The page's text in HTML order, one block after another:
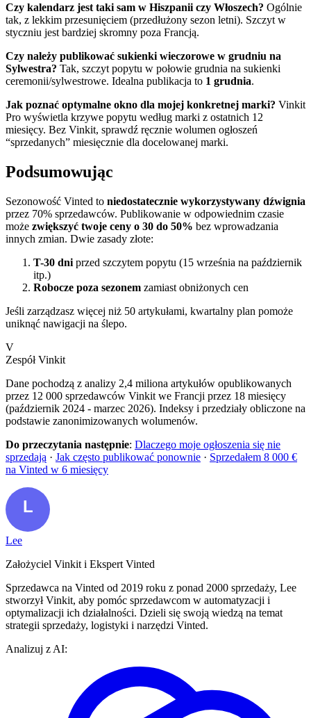
Czy kalendarz jest taki sam w Hiszpanii czy Włoszech? Ogólnie
tak, z lekkim przesunięciem (przedłużony sezon letni). Szczyt w
styczniu jest bardziej skromny poza Francją.
Czy należy publikować sukienki wieczorowe w grudniu na
Sylwestra? Tak, szczyt popytu w połowie grudnia na sukienki
ceremonii/sylwestrowe. Idealna publikacja to 1 grudnia.
Jak poznać optymalne okno dla mojej konkretnej marki? Vinkit
Pro wyświetla krzywe popytu według marki z ostatnich 12
miesięcy. Bez Vinkit, sprawdź ręcznie wolumen ogłoszeń
“sprzedanych” miesięcznie dla docelowanej marki.
Podsumowując
Sezonowość Vinted to niedostatecznie wykorzystywany dźwignia
przez 70% sprzedawców. Publikowanie w odpowiednim czasie
może zwiększyć twoje ceny o 30 do 50% bez wprowadzania
innych zmian. Dwie zasady złote:
T-30 dni przed szczytem popytu (15 września na październik
itp.)
Robocze poza sezonem zamiast obniżonych cen
Jeśli zarządzasz więcej niż 50 artykułami, kwartalny plan pomoże
uniknąć nawigacji na ślepo.
V
Zespół Vinkit
Dane pochodzą z analizy 2,4 miliona artykułów opublikowanych
przez 12 000 sprzedawców Vinkit we Francji przez 18 miesięcy
(październik 2024 - marzec 2026). Indeksy i przedziały obliczone na
podstawie zanonimizowanych wolumenów.
Do przeczytania następnie: Dlaczego moje ogłoszenia się nie
sprzedają · Jak często publikować ponownie · Sprzedałem 8 000 €
na Vinted w 6 miesięcy
Lee
Założyciel Vinkit i Ekspert Vinted
Sprzedawca na Vinted od 2019 roku z ponad 2000 sprzedaży, Lee
stworzył Vinkit, aby pomóc sprzedawcom w automatyzacji i
optymalizacji ich działalności. Dzieli się swoją wiedzą na temat
strategii sprzedaży, logistyki i narzędzi Vinted.
Analizuj z AI: